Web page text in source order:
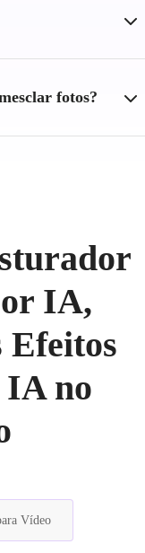
fotos?
IA,
Efeitos
IA no
Vídeo